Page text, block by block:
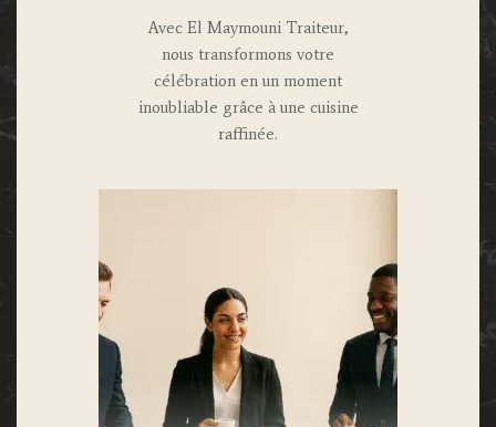
Avec El Maymouni Traiteur,
nous transformons votre
célébration en un moment
inoubliable grâce à une cuisine
raffinée.